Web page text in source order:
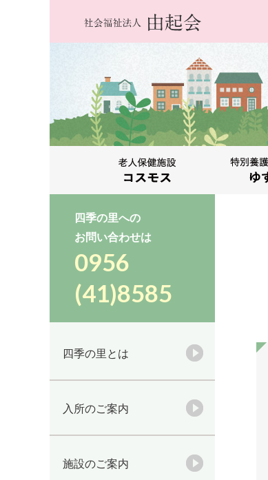
四季の里への
お問い合わせは
0956
(41)8585
四季の里とは
入所のご案内
施設のご案内